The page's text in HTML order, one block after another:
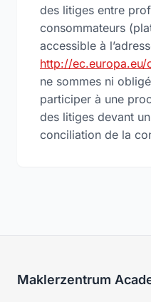
des litiges entre
consommateurs
accessible à
http://ec.europa.eu/
ne sommes ni
participer à une
des litiges devant
conciliation de la
Maklerzentrum